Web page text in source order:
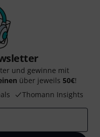
und gewinne mit
über jeweils 50€!
Thomann Insights